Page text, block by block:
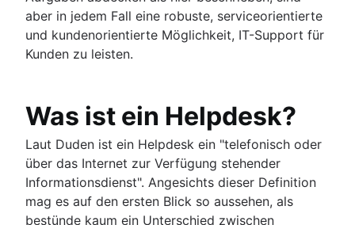
aber in jedem Fall eine robuste, serviceorientierte
und kundenorientierte Möglichkeit, IT-Support für
Kunden zu leisten.
Was ist ein Helpdesk?
Laut Duden ist ein Helpdesk ein "telefonisch oder
über das Internet zur Verfügung stehender
Informationsdienst". Angesichts dieser Definition
mag es auf den ersten Blick so aussehen, als
bestünde kaum ein Unterschied zwischen